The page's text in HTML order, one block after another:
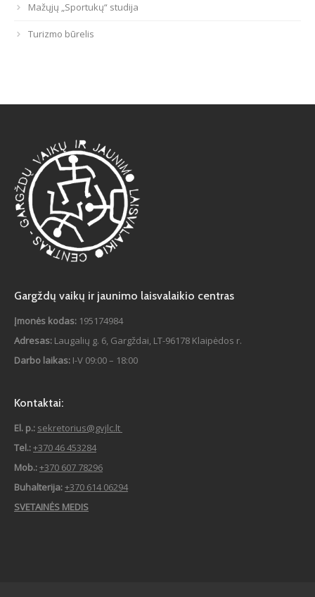
Mažųjų „Sportukų“ studija
Turizmo būrelis
Gargždų vaikų ir jaunimo laisvalaikio centras
Įmonės kodas: 195174984
Adresas: Laugalių g. 6, Gargždai, LT-96178 Klaipėdos r.
Darbo laikas: I-V 09:00 – 18:00
Kontaktai:
El. p.: sekretorius@gvjlc.lt
Tel.:+370 46 453284
Mob.:+370 607 78296
Buhalterija:+370 614 06294
SVETAINĖS MEDIS